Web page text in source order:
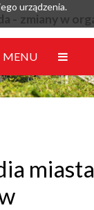
w EZD
MENU
miasta
urządzenia.